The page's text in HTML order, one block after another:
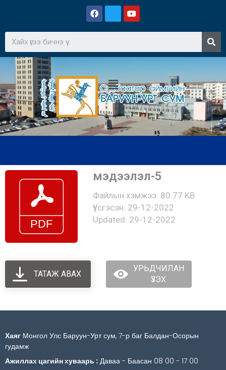
мэдээлэл-5
Файлын хэмжээ: 80.77 KB
Үүсгэсэн: 29-12-2022
Updated: 29-12-2022
ТАТАЖ АВАХ
УРЬДЧИЛАН
ҮЗЭХ
Хаяг Монгол Улс Баруун-Урт сум, 7-р баг Балдан-Осорын
гудамж
Ажиллах цагийн хуваарь : Даваа - Баасан 08 00 - 17 00